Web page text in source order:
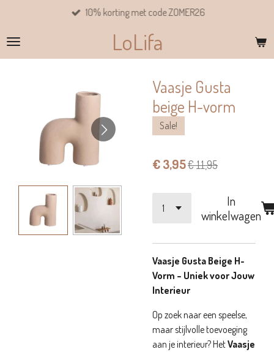
naar
de
LoLifa
10% korting met code ZOMER26
Vaasje Gusta
beige H-vorm
Sale!
€ 3,95€ 11,95
In
winkelwagen
Vaasje Gusta Beige H-
Vorm – Uniek voor Jouw
Interieur
Op zoek naar een speelse,
maar stijlvolle toevoeging
aan je interieur? HetVaasje